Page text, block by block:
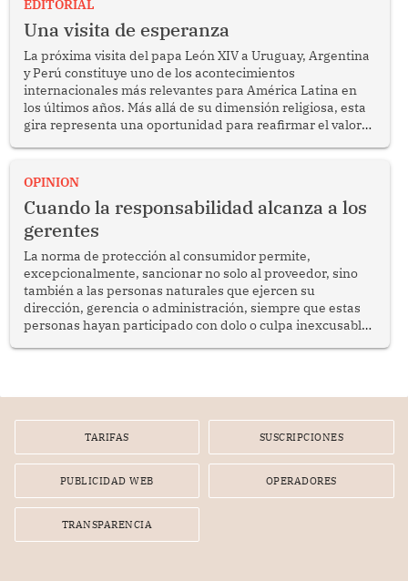
EDITORIAL
Una visita de esperanza
La próxima visita del papa León XIV a Uruguay, Argentina
y Perú constituye uno de los acontecimientos
internacionales más relevantes para América Latina en
los últimos años. Más allá de su dimensión religiosa, esta
gira representa una oportunidad para reafirmar el valor
enfrenta desafíos en materia de desarrollo, cohesión
OPINION
Cuando la responsabilidad alcanza a los
gerentes
La norma de protección al consumidor permite,
excepcionalmente, sancionar no solo al proveedor, sino
también a las personas naturales que ejercen su
dirección, gerencia o administración, siempre que estas
personas hayan participado con dolo o culpa inexcusable
por la frustrada realización de un meet and greet con
TARIFAS SUSCRIPCIONES
PUBLICIDAD WEB OPERADORES
TRANSPARENCIA